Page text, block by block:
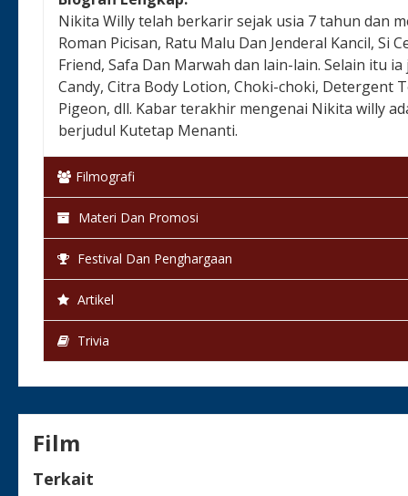
Nikita Willy telah berkarir sejak usia 7 tahun dan
Roman Picisan, Ratu Malu Dan Jenderal Kancil, Si
Friend, Safa Dan Marwah dan lain-lain. Selain itu
Candy, Citra Body Lotion, Choki-choki, Detergent
Pigeon, dll. Kabar terakhir mengenai Nikita willy
berjudul Kutetap Menanti.
Filmografi
Materi Dan Promosi
Festival Dan Penghargaan
Artikel
Trivia
Film
Terkait